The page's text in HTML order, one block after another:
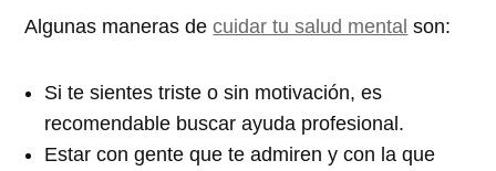
Algunas maneras decuidar tu salud mental son:
Si te sientes triste o sin motivación, es
recomendable buscar ayuda profesional.
Estar con gente que te admiren y con la que